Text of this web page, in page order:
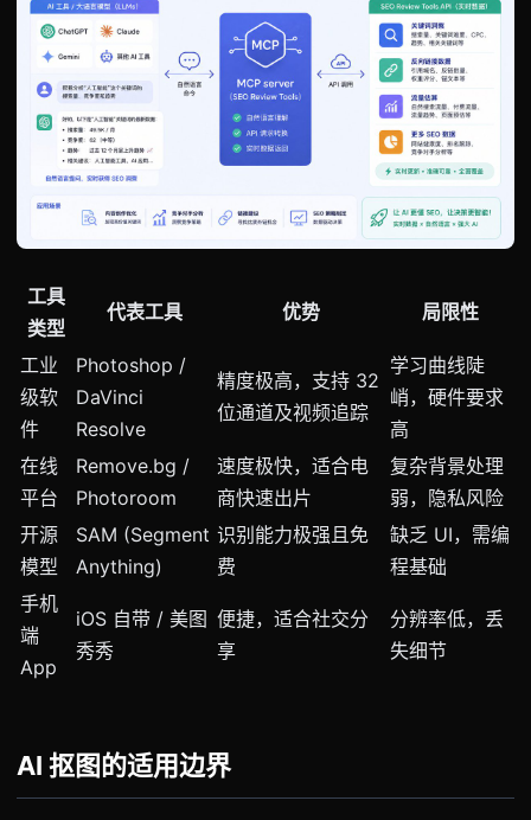
工具
类型
代表工具 优势 局限性
工业
级软
件
Photoshop /
DaVinci
Resolve
精度极高，支持 32
位通道及视频追踪
学习曲线陡
峭，硬件要求
高
在线
平台
Remove.bg /
Photoroom
速度极快，适合电
商快速出片
复杂背景处理
弱，隐私风险
开源
模型
SAM (Segment
Anything)
识别能力极强且免
费
缺乏 UI，需编
程基础
手机
端
App
iOS 自带 / 美图
秀秀
便捷，适合社交分
享
分辨率低，丢
失细节
AI 抠图的适用边界